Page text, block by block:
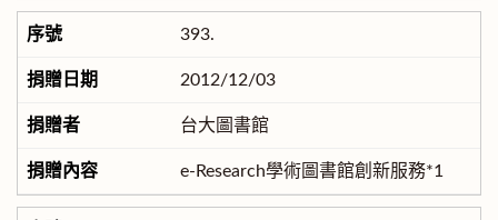
393.
2012/12/03
台大圖書館
e-Research學術圖書館創新服務*1